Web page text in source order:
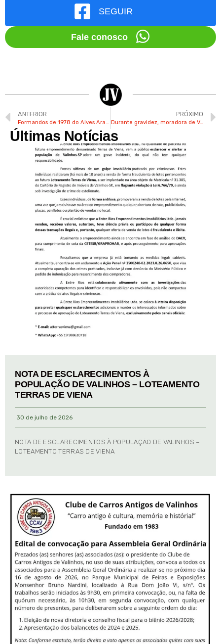
SEGUIR
Fale conosco
ANTERIOR PRÓXIMO
Durante gravidez, moradora de Valinhos começou a vender doces para complementar renda
Últimas Notícias
NOTA DE ESCLARECIMENTOS À
POPULAÇÃO DE VALINHOS – LOTEAMENTO
TERRAS DE VIENA
30 de julho de 2026
NOTA DE ESCLARECIMENTOS À POPULAÇÃO DE VALINHOS –
LOTEAMENTO TERRAS DE VIENA